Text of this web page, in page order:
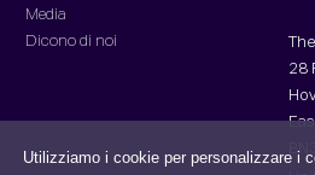
Utilizziamo i cookie per personalizzare i
Media
Dicono di noi
28